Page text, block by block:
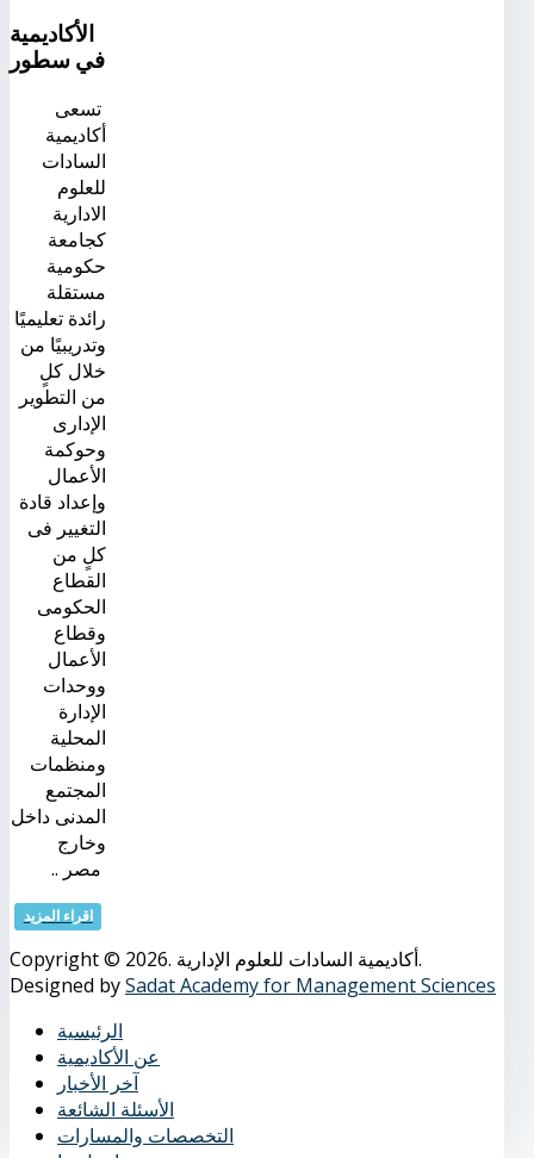
الأكاديمية
في سطور
تسعى
أكاديمية
السادات
للعلوم
الادارية
كجامعة
حكومية
مستقلة
رائدة تعليميًا
وتدريبيًا من
خلال كلٍ
من التطوير
الإدارى
وحوكمة
الأعمال
وإعداد قادة
التغيير فى
كلٍ من
القطاع
الحكومى
وقطاع
الأعمال
ووحدات
الإدارة
المحلية
ومنظمات
المجتمع
المدنى داخل
وخارج
مصر ..
اقراء المزيد
Copyright © 2026. أكاديمية السادات للعلوم الإدارية.
Designed bySadat Academy for Management Sciences
الرئيسية
عن الأكاديمية
آخر الأخبار
الأسئلة الشائعة
التخصصات والمسارات